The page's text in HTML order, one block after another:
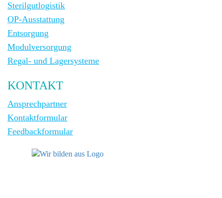
Sterilgutlogistik
OP-Ausstattung
Entsorgung
Modulversorgung
Regal- und Lagersysteme
KONTAKT
Ansprechpartner
Kontaktformular
Feedbackformular